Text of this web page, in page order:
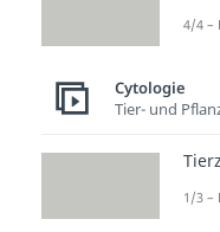
4/4 –
Cytologie
Tier- und
1/3 –